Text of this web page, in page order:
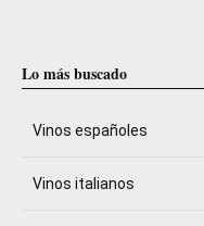
Lo más buscado
Vinos españoles
Vinos italianos